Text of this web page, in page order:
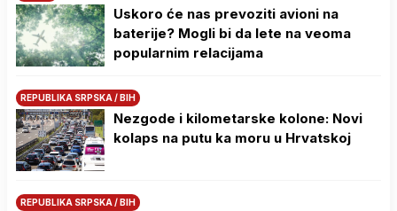
Uskoro će nas prevoziti avioni na
baterije? Mogli bi da lete na veoma
popularnim relacijama
REPUBLIKA SRPSKA / BIH
Nezgode i kilometarske kolone: Novi
kolaps na putu ka moru u Hrvatskoj
REPUBLIKA SRPSKA / BIH